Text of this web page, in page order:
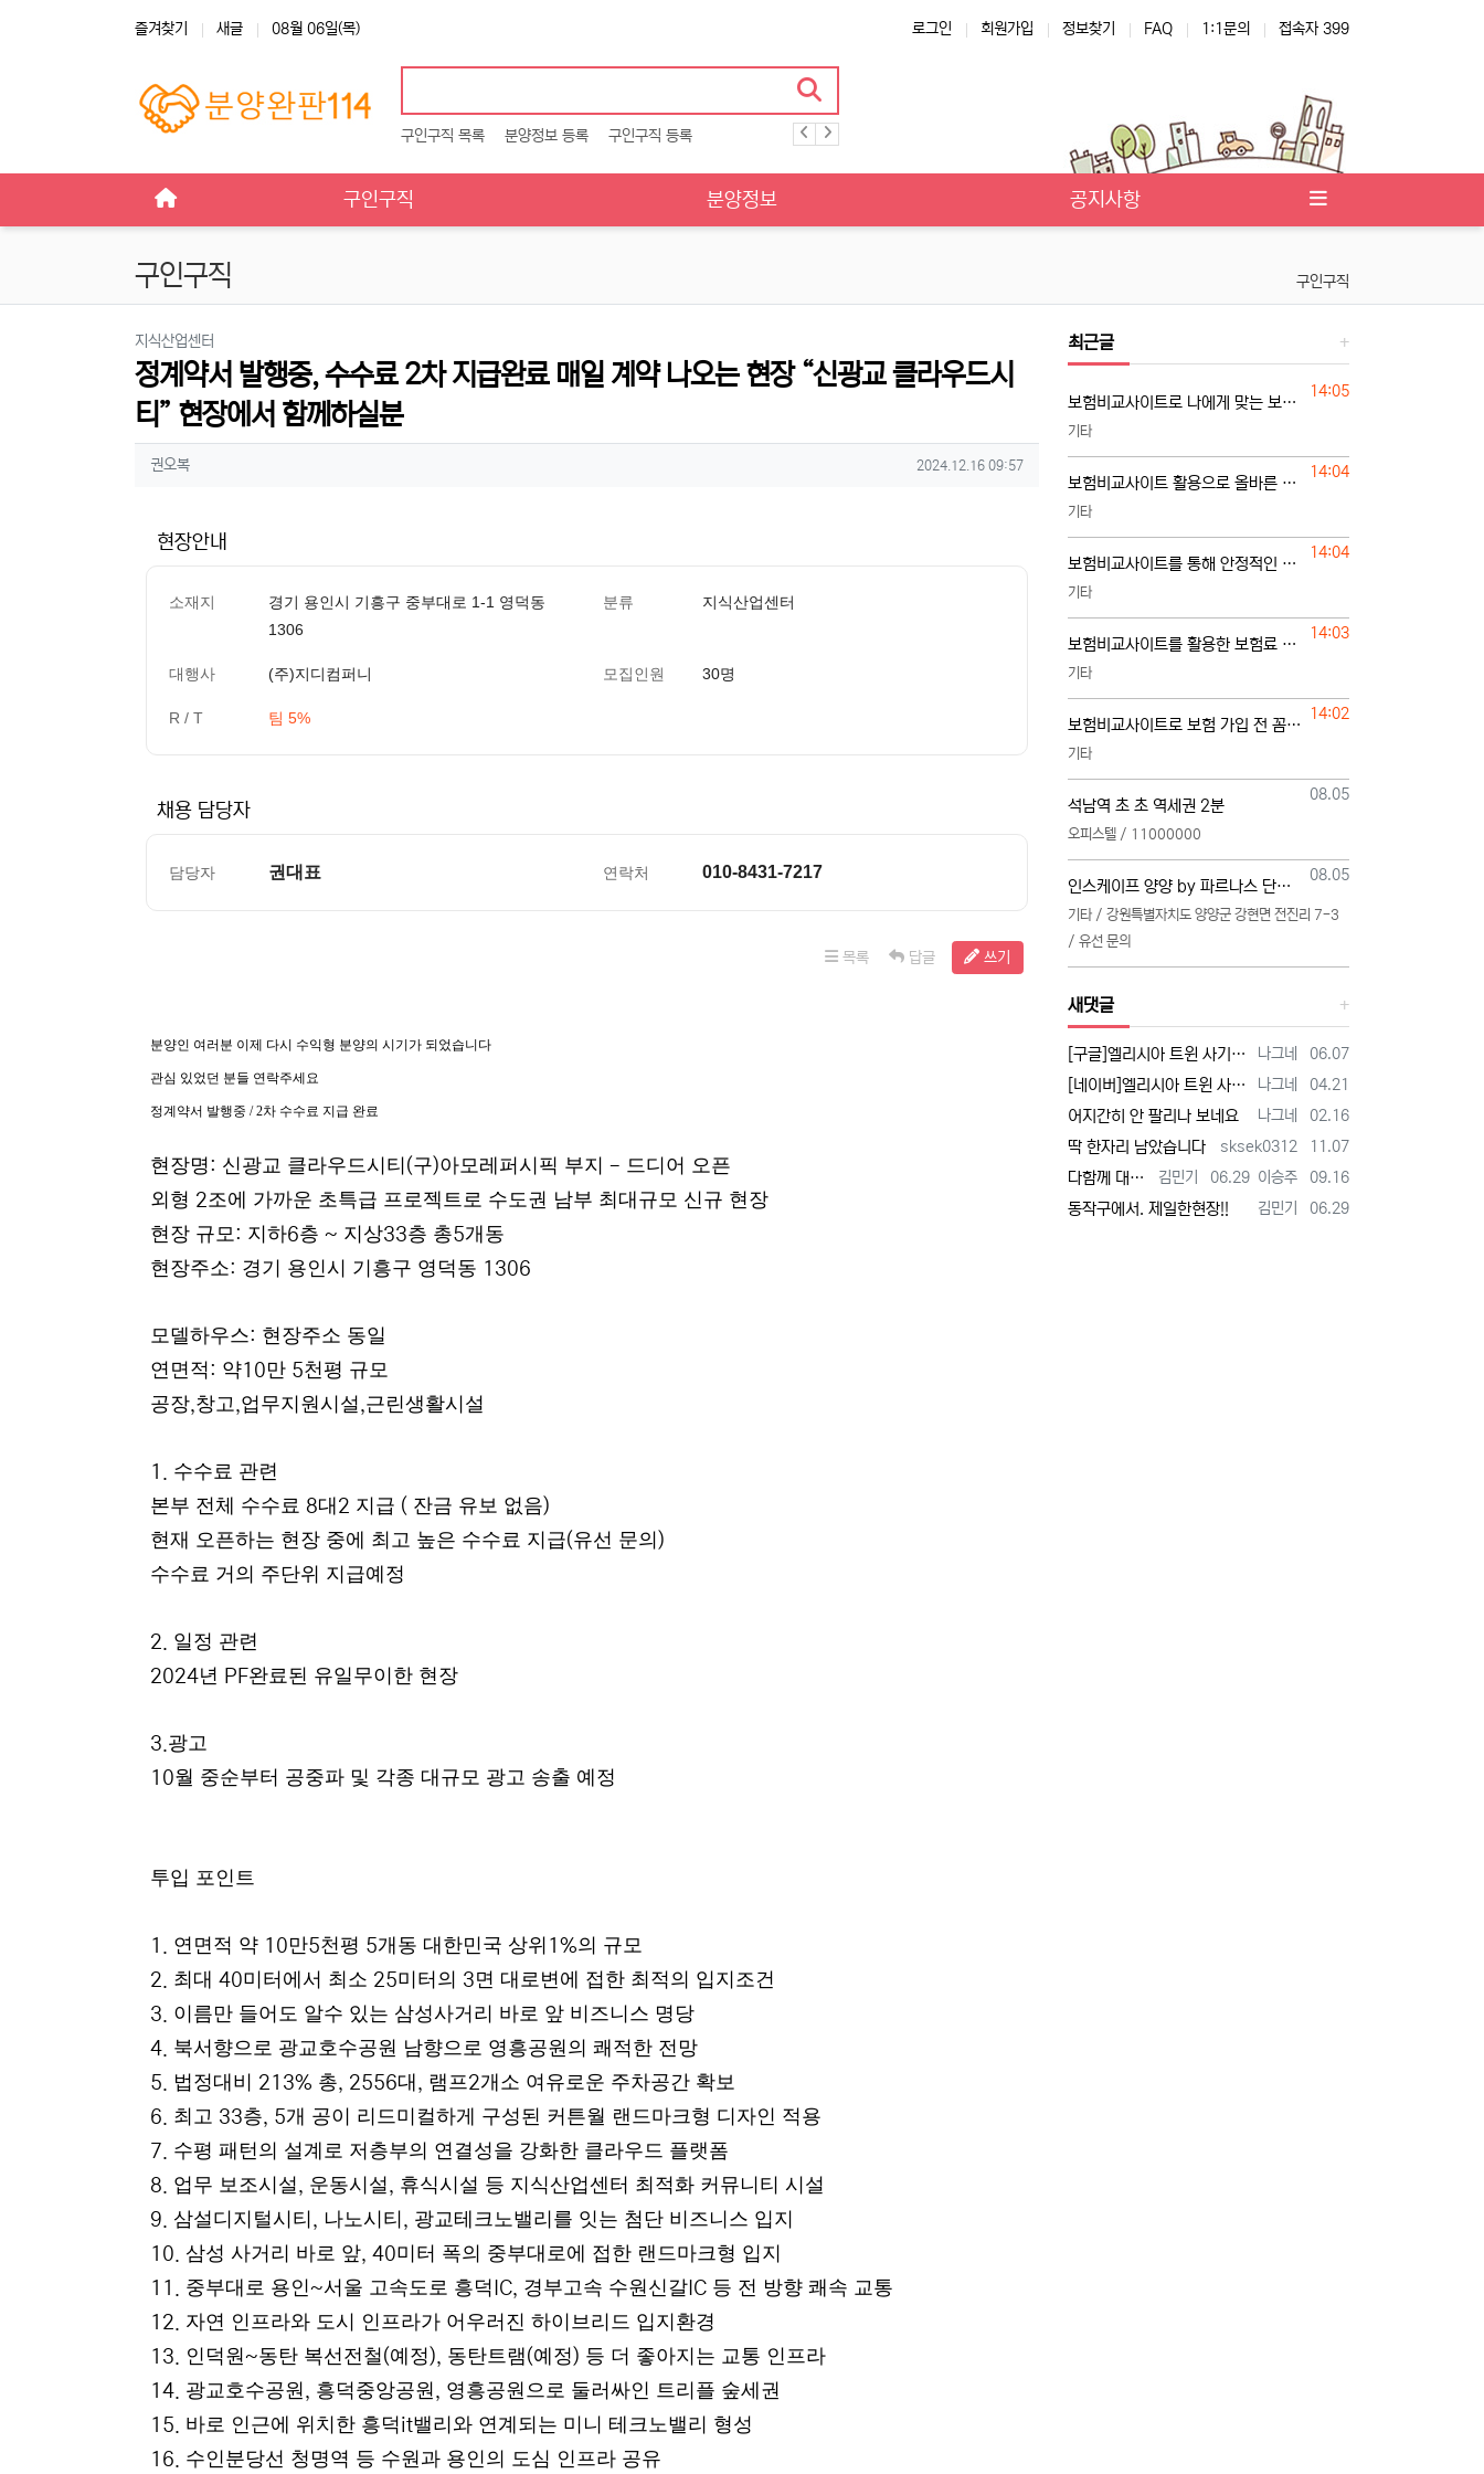
즐겨찾기 새글 08월 06일(목) 로그인 회원가입 정보찾기 FAQ 1:1문의 접속자 399
구인구직 목록 분양정보 등록 구인구직 등록
구인구직 분양정보 공지사항
구인구직 구인구직
지식산업센터
정계약서 발행중, 수수료 2차 지급완료 매일 계약 나오는 현장 “신광교 클라우드시
티” 현장에서 함께하실분
작성자 정보
권오복작성 작성일
2024.12.16 09:57
현장안내
소재지
경기 용인시 기흥구 중부대로 1-1 영덕동
1306
분류 지식산업센터
대행사 (주)지디컴퍼니 모집인원 30명
R / T 팀 5%
채용 담당자
담당자 권대표 연락처 010-8431-7217
목록 답글 쓰기
본문
분양인 여러분 이제 다시 수익형 분양의 시기가 되었습니다
관심 있었던 분들 연락주세요
정계약서 발행중 / 2차 수수료 지급 완료
현장명: 신광교 클라우드시티 (구)아모레퍼시픽 부지 - 드디어 오픈
외형 2조에 가까운 초특급 프로젝트로 수도권 남부 최대규모 신규 현장
현장 규모: 지하6층 ~ 지상33층 총5개동
현장주소: 경기 용인시 기흥구 영덕동 1306
모델하우스: 현장주소 동일
연면적: 약10만 5천평 규모
공장,창고,업무지원시설 ,근린생활시설
1. 수수료 관련
본부 전체 수수료 8대 2 지급 ( 잔금 유보 없음)
현재 오픈하는 현장 중에 최고 높은 수수료 지급(유선 문의 )
수수료 거의 주단위 지급예정
2. 일정 관련
2024년 PF완료된 유일무이한 현장
3.광고
10월 중순부터 공중파 및 각종 대규모 광고 송출 예정
투입 포인트
1. 연면적 약 10만5천평 5개동 대한민국 상위 1%의 규모
2. 최대 40미터에서 최소 25미터의 3면 대로변에 접한 최적의 입지조건
3. 이름만 들어도 알수 있는 삼성사거리 바로 앞 비즈니스 명당
4. 북서향으로 광교호수공원 남향으로 영흥공원의 쾌적한 전망
5. 법정대비 213% 총, 2556대 , 램프2개소 여유로운 주차공간 확보
6. 최고 33층, 5개 공이 리드미컬하게 구성된 커튼월 랜드마크형 디자인 적용
7. 수평 패턴의 설계로 저층부의 연결성을 강화한 클라우드 플랫폼
8. 업무 보조시설 , 운동시설 , 휴식시설 등 지식산업센터 최적화 커뮤니티 시설
9. 삼설디지털시티 , 나노시티 , 광교테크노밸리를 잇는 첨단 비즈니스 입지
10. 삼성 사거리 바로 앞, 40미터 폭의 중부대로에 접한 랜드마크형 입지
11. 중부대로 용인~서울 고속도로 흥덕 IC, 경부고속 수원신갈 IC 등 전 방향 쾌속 교통
12. 자연 인프라와 도시 인프라가 어우러진 하이브리드 입지환경
13. 인덕원~동탄 복선전철 (예정), 동탄트램(예정) 등 더 좋아지는 교통 인프라
14. 광교호수공원 , 흥덕중앙공원 , 영흥공원으로 둘러싸인 트리플 숲세권
15. 바로 인근에 위치한 흥덕it밸리와 연계되는 미니 테크노밸리 형성
16. 수인분당선 청명역 등 수원과 용인의 도심 인프라 공유
최근글
등록일
14:05
보험비교사이트로 나에게 맞는 보험 찾는 기준
기타
등록일
14:04
보험비교사이트 활용으로 올바른 보험 선택하기
기타
등록일
14:04
보험비교사이트를 통해 안정적인 보험 준비하는 방법
기타
등록일
14:03
보험비교사이트를 활용한 보험료 절약과 보장 관리
기타
등록일
14:02
보험비교사이트로 보험 가입 전 꼼꼼한 비교하기
기타
등록일
08.05
석남역 초 초 역세권 2분
오피스텔 / 11000000
등록일
08.05
인스케이프 양양 by 파르나스 단일 본부 모집
기타 / 강원특별자치도 양양군 강현면 전진리 7-3
/ 유선 문의
새댓글
등록자
나그네 등록일
06.07
[구글]엘리시아 트윈 사기 - 검색
등록자
나그네 등록일
04.21
[네이버]엘리시아 트윈 사기 - 검색
등록자
나그네 등록일
02.16
어지간히 안 팔리나 보네요
등록자
sksek0312 등록일
11.07
딱 한자리 남았습니다
등록자
이승주 등록일
09.16
등록자
김민기 등록일
06.29
다함께 대박납니다.
등록자
김민기 등록일
06.29
동작구에서. 제일한현장!!